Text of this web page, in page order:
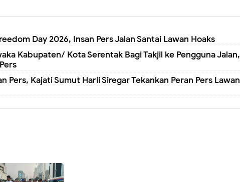
Day 2026, Insan Pers Jalan Santai Lawan Hoaks
Kabupaten/ Kota Serentak Bagi Takjil ke Pengguna Jalan,
Pers, Kajati Sumut Harli Siregar Tekankan Peran Pers Lawan